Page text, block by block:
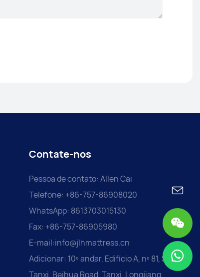
Contate-nos
Pessoa de contato: Allen Cai
Telefone: +86-757-86908020
WhatsApp: 8613703015130
Fax: +86-757-86905980
E-mail:info@jlhmattress.cn
Adicionar: 10º andar, Edifício A, nº 81, Seção
Tanxi, Beihua Road, Tanxi, Longjiang,